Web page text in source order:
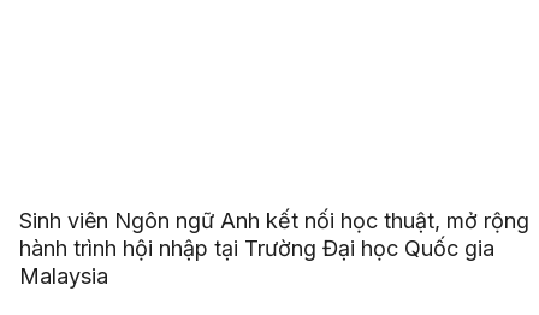
Sinh viên Ngôn ngữ Anh kết nối học thuật, mở rộng
hành trình hội nhập tại Trường Đại học Quốc gia
Malaysia